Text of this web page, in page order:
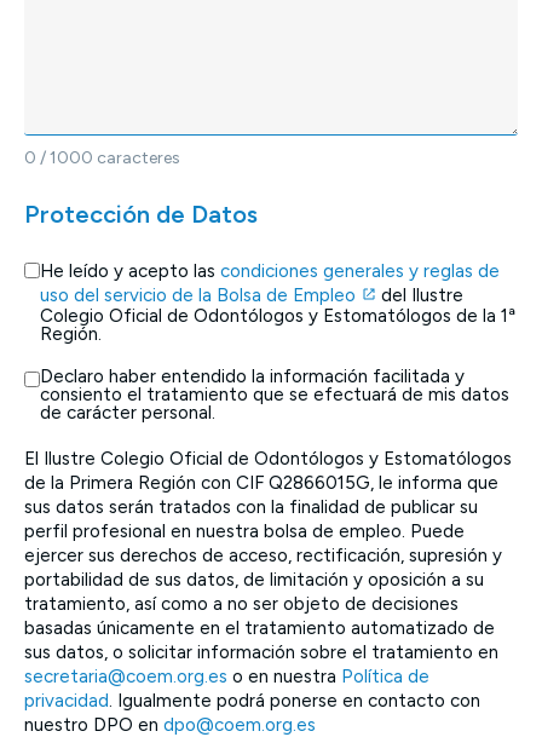
0 / 1000 caracteres
Protección de Datos
He leído y acepto las condiciones generales y reglas de
uso del servicio de la Bolsa de Empleo
del Ilustre
Colegio Oficial de Odontólogos y Estomatólogos de la 1ª
Región.
Declaro haber entendido la información facilitada y
consiento el tratamiento que se efectuará de mis datos
de carácter personal.
El Ilustre Colegio Oficial de Odontólogos y Estomatólogos
de la Primera Región con CIF Q2866015G, le informa que
sus datos serán tratados con la finalidad de publicar su
perfil profesional en nuestra bolsa de empleo. Puede
ejercer sus derechos de acceso, rectificación, supresión y
portabilidad de sus datos, de limitación y oposición a su
tratamiento, así como a no ser objeto de decisiones
basadas únicamente en el tratamiento automatizado de
sus datos, o solicitar información sobre el tratamiento en
secretaria@coem.org.es o en nuestra Política de
privacidad. Igualmente podrá ponerse en contacto con
nuestro DPO en dpo@coem.org.es